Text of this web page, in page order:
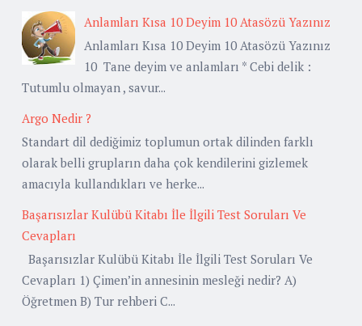
Anlamları Kısa 10 Deyim 10 Atasözü Yazınız
Anlamları Kısa 10 Deyim 10 Atasözü Yazınız
10 Tane deyim ve anlamları * Cebi delik :
Tutumlu olmayan , savur...
Argo Nedir ?
Standart dil dediğimiz toplumun ortak dilinden farklı
olarak belli grupların daha çok kendilerini gizlemek
amacıyla kullandıkları ve herke...
Başarısızlar Kulübü Kitabı İle İlgili Test Soruları Ve
Cevapları
Başarısızlar Kulübü Kitabı İle İlgili Test Soruları Ve
Cevapları 1) Çimen’in annesinin mesleği nedir? A)
Öğretmen B) Tur rehberi C...